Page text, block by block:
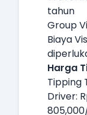
tahun
Group
Biaya
Harga
Tipping
Driver: